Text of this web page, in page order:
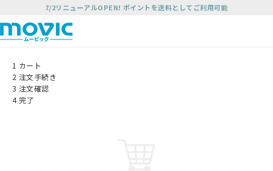
7/2リニューアルOPEN! ポイントを送料としてご利用可能
1 カート
2 注文手続き
3 注文確認
4 完了